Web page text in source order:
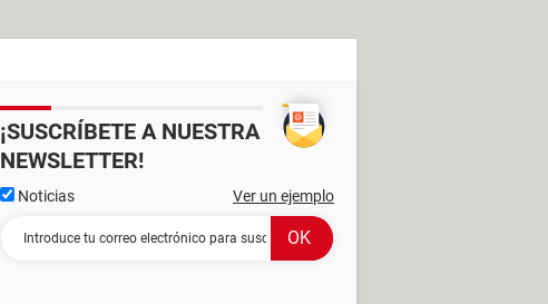
¡SUSCRÍBETE A NUESTRA
NEWSLETTER!
Noticias Ver un ejemplo